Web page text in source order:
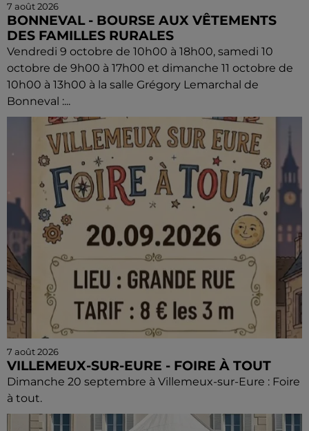
7 août 2026
BONNEVAL - BOURSE AUX VÊTEMENTS
DES FAMILLES RURALES
Vendredi 9 octobre de 10h00 à 18h00, samedi 10
octobre de 9h00 à 17h00 et dimanche 11 octobre de
10h00 à 13h00 à la salle Grégory Lemarchal de
Bonneval :...
7 août 2026
VILLEMEUX-SUR-EURE - FOIRE À TOUT
Dimanche 20 septembre à Villemeux-sur-Eure : Foire
à tout.